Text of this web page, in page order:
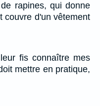
rapines, qui donne
couvre d'un vêtement
fis connaître mes
mettre en pratique,